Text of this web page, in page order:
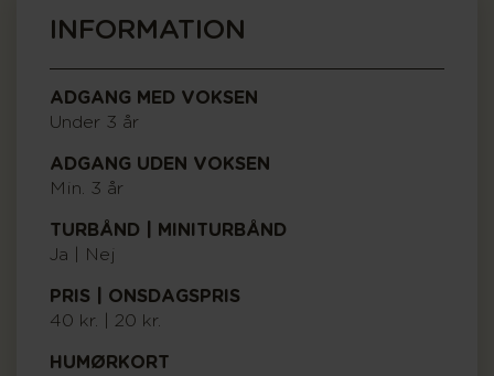
INFORMATION
ADGANG MED VOKSEN
Under 3 år
ADGANG UDEN VOKSEN
Min. 3 år
TURBÅND | MINITURBÅND
Ja | Nej
PRIS | ONSDAGSPRIS
40 kr. | 20 kr.
HUMØRKORT